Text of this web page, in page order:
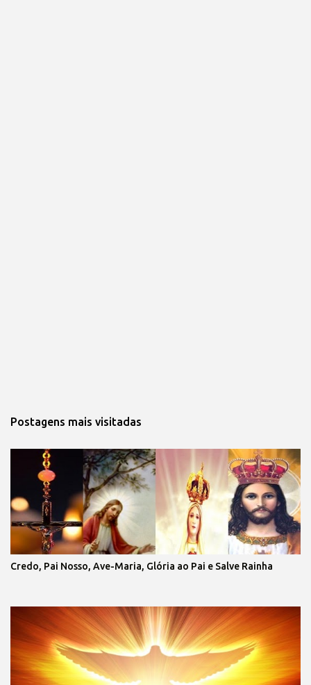
Postagens mais visitadas
Credo, Pai Nosso, Ave-Maria, Glória ao Pai e Salve Rainha